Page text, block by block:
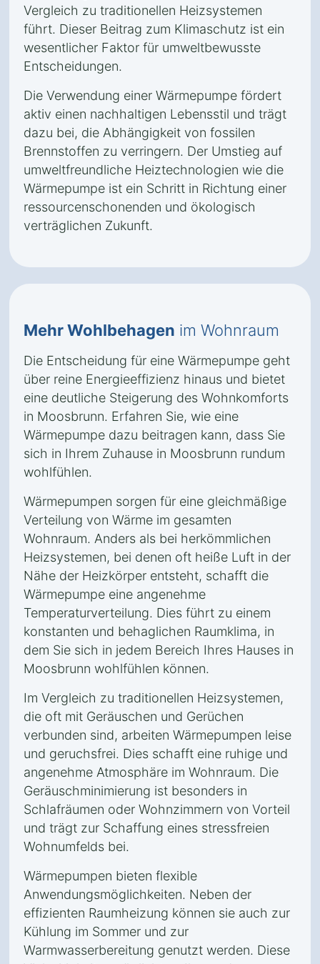
Vergleich zu traditionellen Heizsystemen
führt. Dieser Beitrag zum Klimaschutz ist ein
wesentlicher Faktor für umweltbewusste
Entscheidungen.
Die Verwendung einer Wärmepumpe fördert
aktiv einen nachhaltigen Lebensstil und trägt
dazu bei, die Abhängigkeit von fossilen
Brennstoffen zu verringern. Der Umstieg auf
umweltfreundliche Heiztechnologien wie die
Wärmepumpe ist ein Schritt in Richtung einer
ressourcenschonenden und ökologisch
verträglichen Zukunft.
Mehr Wohlbehagen im Wohnraum
Die Entscheidung für eine Wärmepumpe geht
über reine Energieeffizienz hinaus und bietet
eine deutliche Steigerung des Wohnkomforts
in Moosbrunn. Erfahren Sie, wie eine
Wärmepumpe dazu beitragen kann, dass Sie
sich in Ihrem Zuhause in Moosbrunn rundum
wohlfühlen.
Wärmepumpen sorgen für eine gleichmäßige
Verteilung von Wärme im gesamten
Wohnraum. Anders als bei herkömmlichen
Heizsystemen, bei denen oft heiße Luft in der
Nähe der Heizkörper entsteht, schafft die
Wärmepumpe eine angenehme
Temperaturverteilung. Dies führt zu einem
konstanten und behaglichen Raumklima, in
dem Sie sich in jedem Bereich Ihres Hauses in
Moosbrunn wohlfühlen können.
Im Vergleich zu traditionellen Heizsystemen,
die oft mit Geräuschen und Gerüchen
verbunden sind, arbeiten Wärmepumpen leise
und geruchsfrei. Dies schafft eine ruhige und
angenehme Atmosphäre im Wohnraum. Die
Geräuschminimierung ist besonders in
Schlafräumen oder Wohnzimmern von Vorteil
und trägt zur Schaffung eines stressfreien
Wohnumfelds bei.
Wärmepumpen bieten flexible
Anwendungsmöglichkeiten. Neben der
effizienten Raumheizung können sie auch zur
Kühlung im Sommer und zur
Warmwasserbereitung genutzt werden. Diese